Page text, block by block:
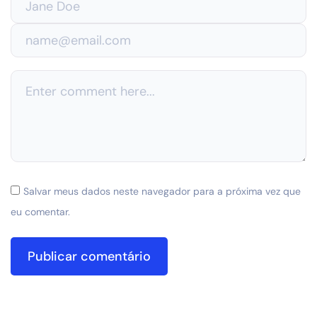
Salvar meus dados neste navegador para a próxima vez que
eu comentar.